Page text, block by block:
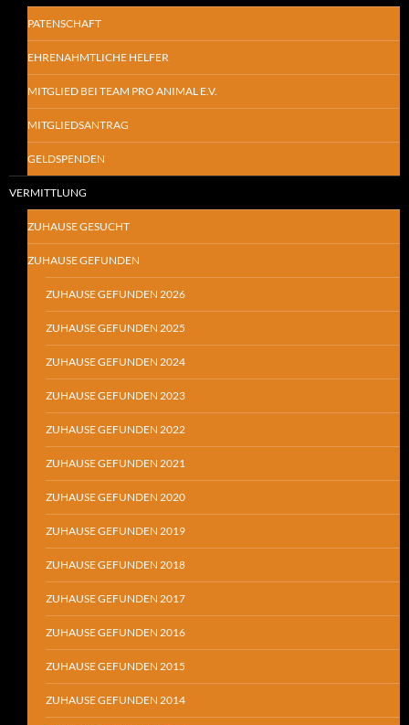
PATENSCHAFT
EHRENAHMTLICHE HELFER
MITGLIED BEI TEAM PRO ANIMAL E.V.
MITGLIEDSANTRAG
GELDSPENDEN
VERMITTLUNG
ZUHAUSE GESUCHT
ZUHAUSE GEFUNDEN
ZUHAUSE GEFUNDEN 2026
ZUHAUSE GEFUNDEN 2025
ZUHAUSE GEFUNDEN 2024
ZUHAUSE GEFUNDEN 2023
ZUHAUSE GEFUNDEN 2022
ZUHAUSE GEFUNDEN 2021
ZUHAUSE GEFUNDEN 2020
ZUHAUSE GEFUNDEN 2019
ZUHAUSE GEFUNDEN 2018
ZUHAUSE GEFUNDEN 2017
ZUHAUSE GEFUNDEN 2016
ZUHAUSE GEFUNDEN 2015
ZUHAUSE GEFUNDEN 2014